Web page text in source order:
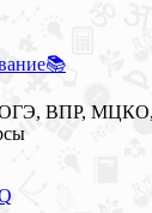
ОГЭ, ВПР,